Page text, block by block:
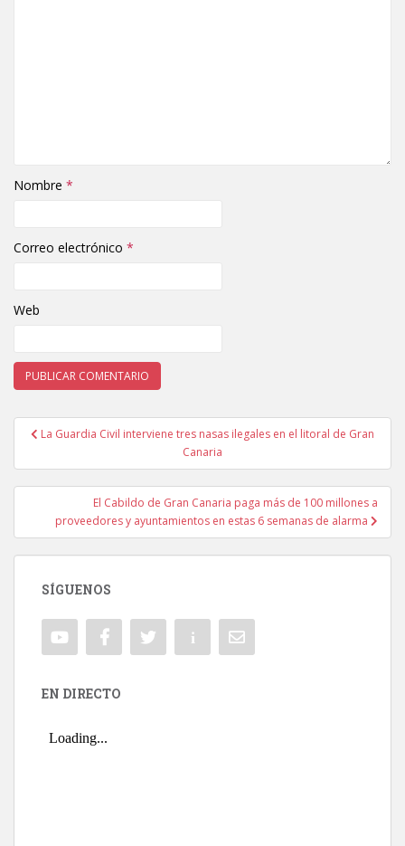
Nombre *
Correo electrónico *
Web
Navegación de entradas
La Guardia Civil interviene tres nasas ilegales en el litoral de Gran
Canaria
El Cabildo de Gran Canaria paga más de 100 millones a
proveedores y ayuntamientos en estas 6 semanas de alarma
SÍGUENOS
EN DIRECTO